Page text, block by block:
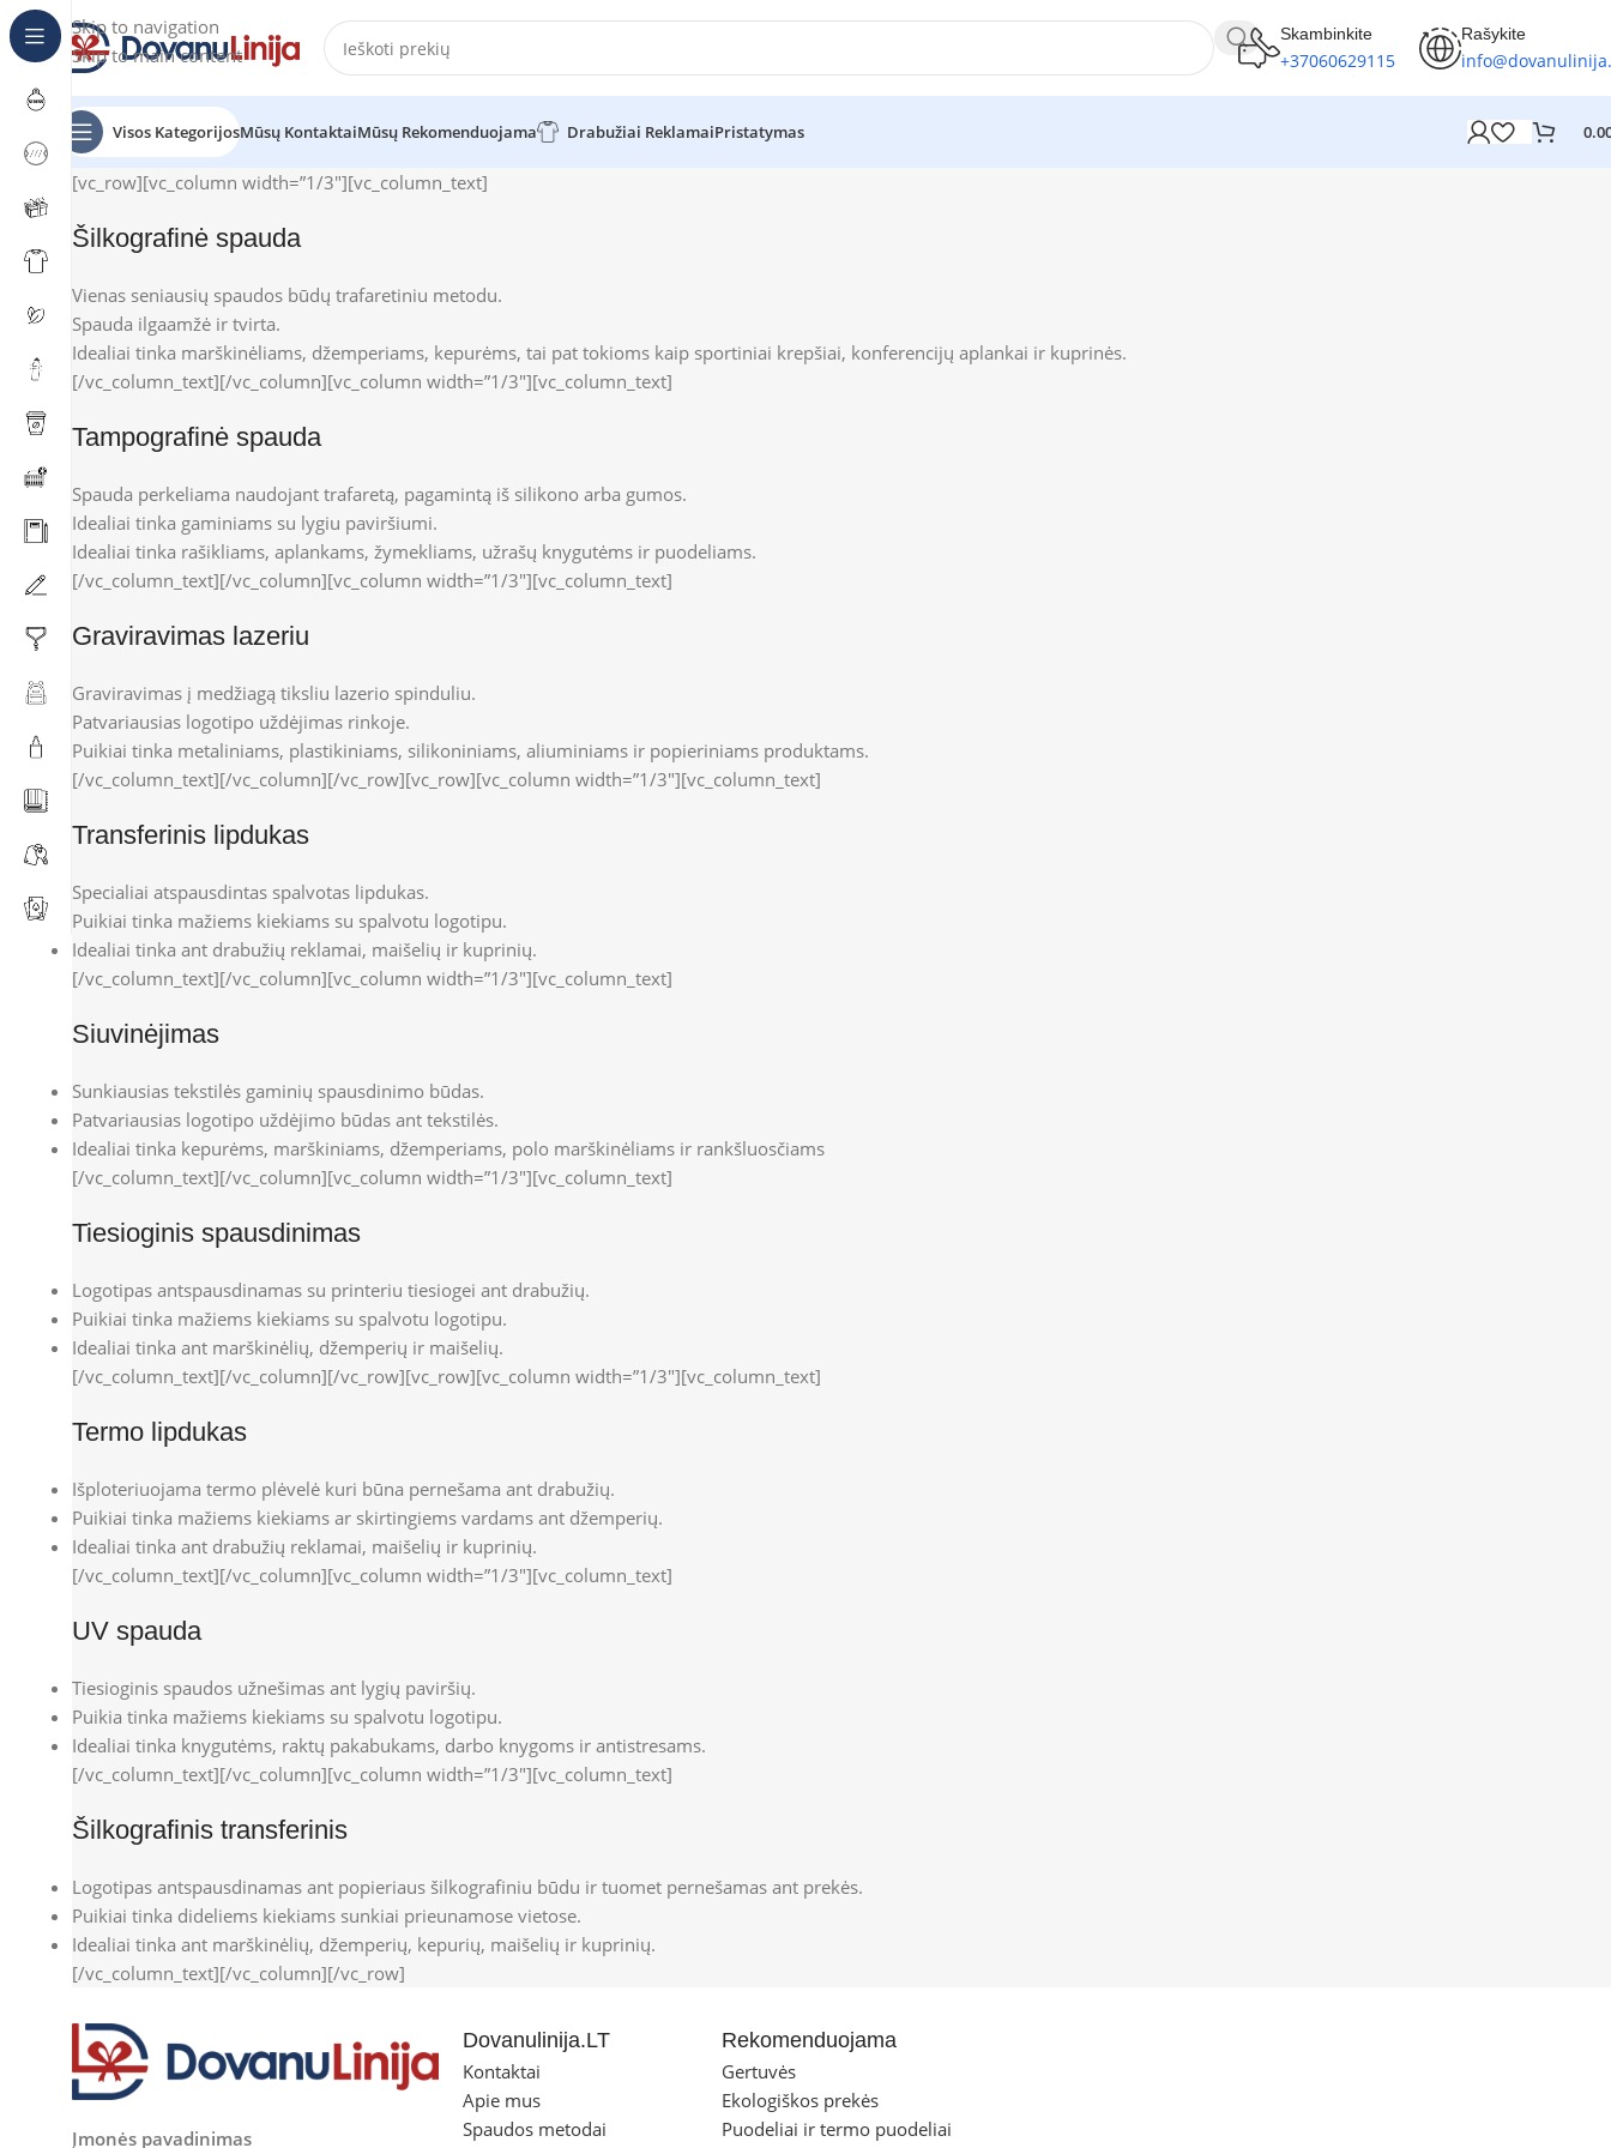
Skip to navigation
Skip to main content
Skambinkite
+37060629115
Rašykite
Visos KategorijosMūsų KontaktaiMūsų Rekomenduojama Drabužiai ReklamaiPristatymas
[vc_row][vc_column width=”1/3″][vc_column_text]
Šilkografinė spauda
Vienas seniausių spaudos būdų trafaretiniu metodu.
Spauda ilgaamžė ir tvirta.
Idealiai tinka marškinėliams, džemperiams, kepurėms, tai pat tokioms kaip sportiniai krepšiai, konferencijų aplankai ir kuprinės.
[/vc_column_text][/vc_column][vc_column width=”1/3″][vc_column_text]
Tampografinė spauda
Spauda perkeliama naudojant trafaretą, pagamintą iš silikono arba gumos.
Idealiai tinka gaminiams su lygiu paviršiumi.
Idealiai tinka rašikliams, aplankams, žymekliams, užrašų knygutėms ir puodeliams.
[/vc_column_text][/vc_column][vc_column width=”1/3″][vc_column_text]
Graviravimas lazeriu
Graviravimas į medžiagą tiksliu lazerio spinduliu.
Patvariausias logotipo uždėjimas rinkoje.
Puikiai tinka metaliniams, plastikiniams, silikoniniams, aliuminiams ir popieriniams produktams.
[/vc_column_text][/vc_column][/vc_row][vc_row][vc_column width=”1/3″][vc_column_text]
Transferinis lipdukas
Specialiai atspausdintas spalvotas lipdukas.
Puikiai tinka mažiems kiekiams su spalvotu logotipu.
Idealiai tinka ant drabužių reklamai, maišelių ir kuprinių.
[/vc_column_text][/vc_column][vc_column width=”1/3″][vc_column_text]
Siuvinėjimas
Sunkiausias tekstilės gaminių spausdinimo būdas.
Patvariausias logotipo uždėjimo būdas ant tekstilės.
Idealiai tinka kepurėms, marškiniams, džemperiams, polo marškinėliams ir rankšluosčiams
[/vc_column_text][/vc_column][vc_column width=”1/3″][vc_column_text]
Tiesioginis spausdinimas
Logotipas antspausdinamas su printeriu tiesiogei ant drabužių.
Puikiai tinka mažiems kiekiams su spalvotu logotipu.
Idealiai tinka ant marškinėlių, džemperių ir maišelių.
[/vc_column_text][/vc_column][/vc_row][vc_row][vc_column width=”1/3″][vc_column_text]
Termo lipdukas
Išploteriuojama termo plėvelė kuri būna pernešama ant drabužių.
Puikiai tinka mažiems kiekiams ar skirtingiems vardams ant džemperių.
Idealiai tinka ant drabužių reklamai, maišelių ir kuprinių.
[/vc_column_text][/vc_column][vc_column width=”1/3″][vc_column_text]
UV spauda
Tiesioginis spaudos užnešimas ant lygių paviršių.
Puikia tinka mažiems kiekiams su spalvotu logotipu.
Idealiai tinka knygutėms, raktų pakabukams, darbo knygoms ir antistresams.
[/vc_column_text][/vc_column][vc_column width=”1/3″][vc_column_text]
Šilkografinis transferinis
Logotipas antspausdinamas ant popieriaus šilkografiniu būdu ir tuomet pernešamas ant prekės.
Puikiai tinka dideliems kiekiams sunkiai prieunamose vietose.
Idealiai tinka ant marškinėlių, džemperių, kepurių, maišelių ir kuprinių.
[/vc_column_text][/vc_column][/vc_row]
Įmonės pavadinimas
Dovanulinija.LT
Kontaktai
Apie mus
Spaudos metodai
Rekomenduojama
Gertuvės
Ekologiškos prekės
Puodeliai ir termo puodeliai